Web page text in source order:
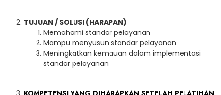
TUJUAN / SOLUSI (HARAPAN)
Memahami standar pelayanan
Mampu menyusun standar pelayanan
Meningkatkan kemauan dalam implementasi
standar pelayanan